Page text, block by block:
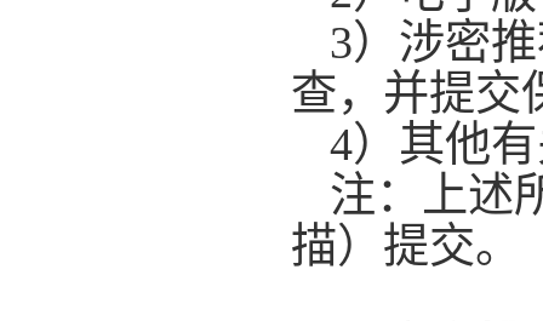
3）涉密
查，并提交
4）其他
注：上述
描）提交。